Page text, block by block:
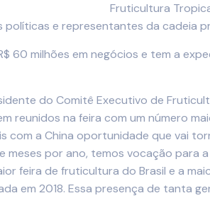
Fruticultura
e representantes da cadeia
60 milhões em negócios e tem a
do Comitê Executivo de
reunidos na feira com um número
a China oportunidade que vai
por ano, temos vocação
feira de fruticultura do Brasil e a
em 2018. Essa presença de tanta